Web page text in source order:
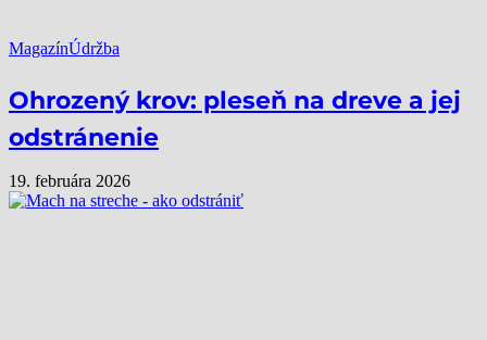
MagazínÚdržba
Ohrozený krov: pleseň na dreve a jej
odstránenie
19. februára 2026